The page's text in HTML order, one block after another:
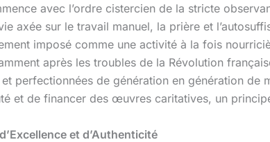
avec l’ordre cistercien de la stricte
axée sur le travail manuel, la prière et
imposé comme une activité à la fois
après les troubles de la Révolution
perfectionnées de génération en génération de
et de financer des œuvres caritatives, un
et d’Authenticité